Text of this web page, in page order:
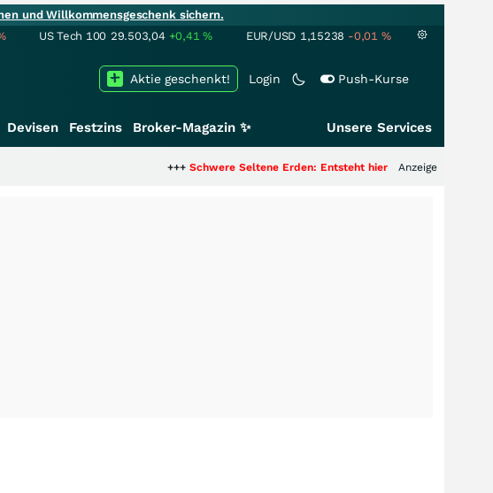
und Willkommensgeschenk sichern.
US Tech 100 29.503,04 +0,41% EUR/USD 1,15238 -0,01 %
Login Push-Kurse
Aktie geschenkt!
Devisen Festzins Broker-Magazin ✨ Unsere Services
Schwere Seltene Erden: Entsteht hier die nächste Milliardenstory?
Anzeige